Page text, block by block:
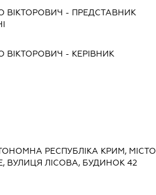
ВІКТОРОВИЧ - ПРЕДСТАВНИК
ВІКТОРОВИЧ - КЕРІВНИК
РЕСПУБЛІКА КРИМ, МІСТО
ВУЛИЦЯ ЛІСОВА, БУДИНОК 42